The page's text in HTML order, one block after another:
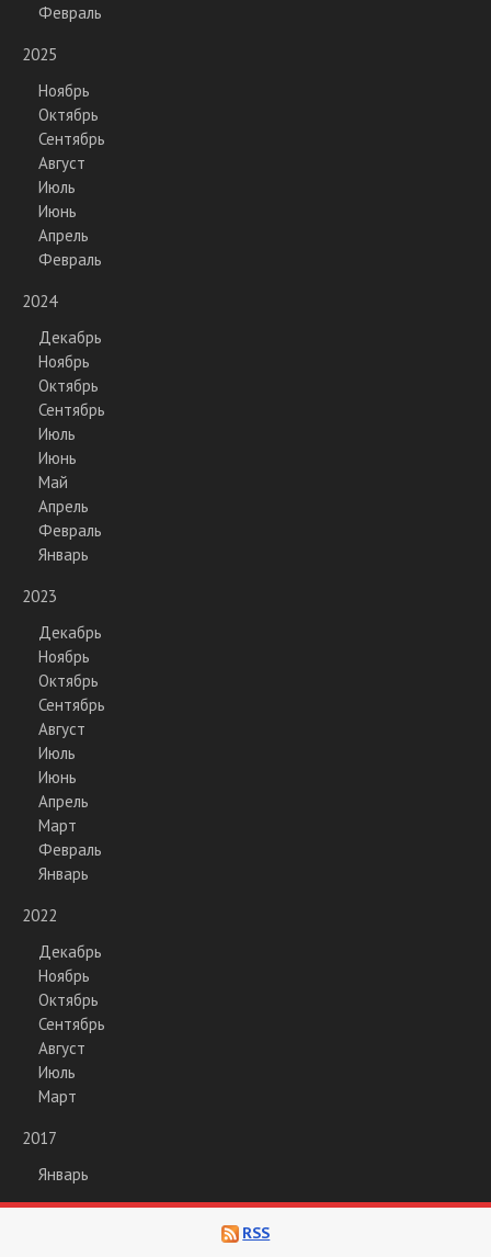
Февраль
2025
Ноябрь
Октябрь
Сентябрь
Август
Июль
Июнь
Апрель
Февраль
2024
Декабрь
Ноябрь
Октябрь
Сентябрь
Июль
Июнь
Май
Апрель
Февраль
Январь
2023
Декабрь
Ноябрь
Октябрь
Сентябрь
Август
Июль
Июнь
Апрель
Март
Февраль
Январь
2022
Декабрь
Ноябрь
Октябрь
Сентябрь
Август
Июль
Март
2017
Январь
RSS